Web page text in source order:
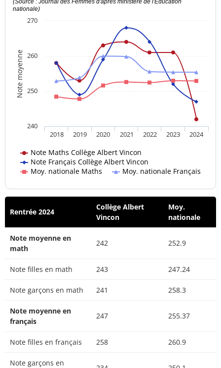
Note moyenne
(Source : Journal des Femmes d'après ministère de l'Education
nationale)
Note Maths Collège Albert Vincon
Note Français Collège Albert Vincon
Moy. nationale Maths
Moy. nationale Français
2018 2019 2020 2021 2022 2023 2024
240
250
260
270
Rentrée 2024
Collège Albert
Vincon
Moy.
nationale
Note moyenne en
math
242 252.9
Note filles en math 243 247.24
Note garçons en math 241 258.3
Note moyenne en
français
247 255.37
Note filles en français 258 260.9
Note garçons en